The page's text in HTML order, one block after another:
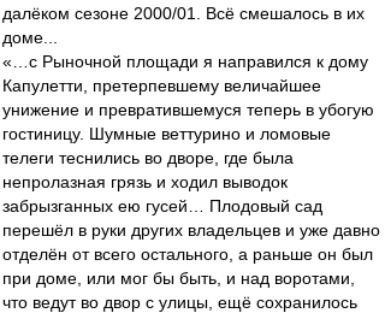
далёком сезоне 2000/01. Всё смешалось в их
доме...
«…с Рыночной площади я направился к дому
Капулетти, претерпевшему величайшее
унижение и превратившемуся теперь в убогую
гостиницу. Шумные веттурино и ломовые
телеги теснились во дворе, где была
непролазная грязь и ходил выводок
забрызганных ею гусей… Плодовый сад
перешёл в руки других владельцев и уже давно
отделён от всего остального, а раньше он был
при доме, или мог бы быть, и над воротами,
что ведут во двор с улицы, ещё сохранилось